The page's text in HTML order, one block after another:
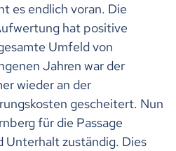
es endlich voran. Die
hat positive
Umfeld von
Jahren war der
wieder an der
gescheitert. Nun
für die Passage
Unterhalt zuständig. Dies